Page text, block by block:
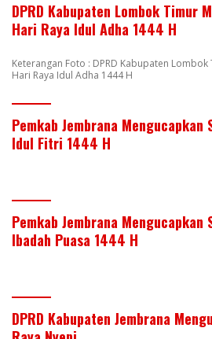
DPRD Kabupaten Lombok Timur
Hari Raya Idul Adha 1444 H
Keterangan Foto : DPRD Kabupaten
Hari Raya Idul Adha 1444 H
Pemkab Jembrana Mengucapkan
Idul Fitri 1444 H
Pemkab Jembrana Mengucapkan
Ibadah Puasa 1444 H
DPRD Kabupaten Jembrana